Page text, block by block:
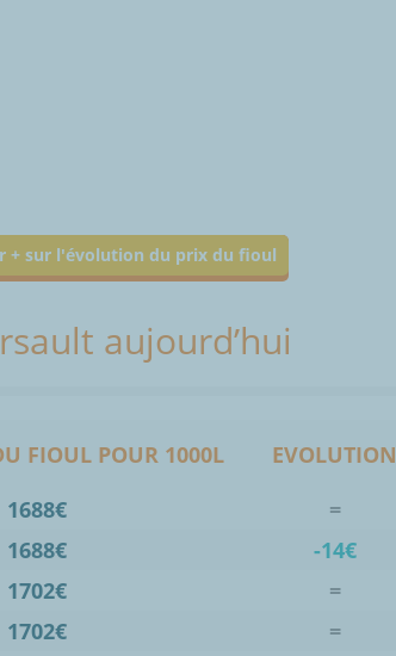
+ sur l'évolution du prix du fioul
aujourd’hui
FIOUL POUR 1000L
EVOLUTION
1688€
=
1688€
-14€
1702€
=
1702€
=